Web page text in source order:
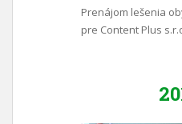
Prenájom lešenia
pre Content Plus